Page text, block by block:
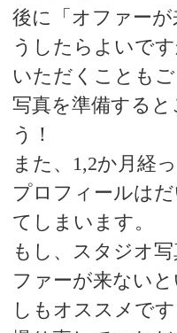
後に「オファー
うしたらよいで
いただくことも
写真を準備する
う！
また、1,2か月経
プロフィールは
てしまいます。
もし、スタジオ
ファーが来ない
しもオススメです